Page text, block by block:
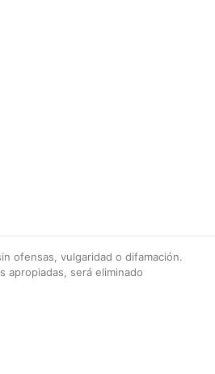
ofensas, vulgaridad o difamación.
apropiadas, será eliminado